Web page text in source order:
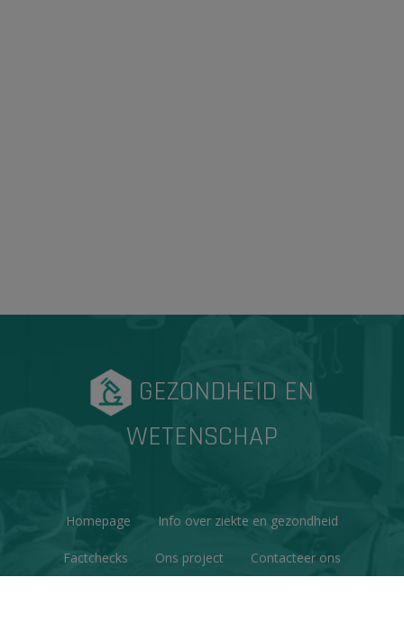
GEZONDHEID EN
WETENSCHAP
Homepage Info over ziekte en gezondheid
Factchecks Ons project Contacteer ons